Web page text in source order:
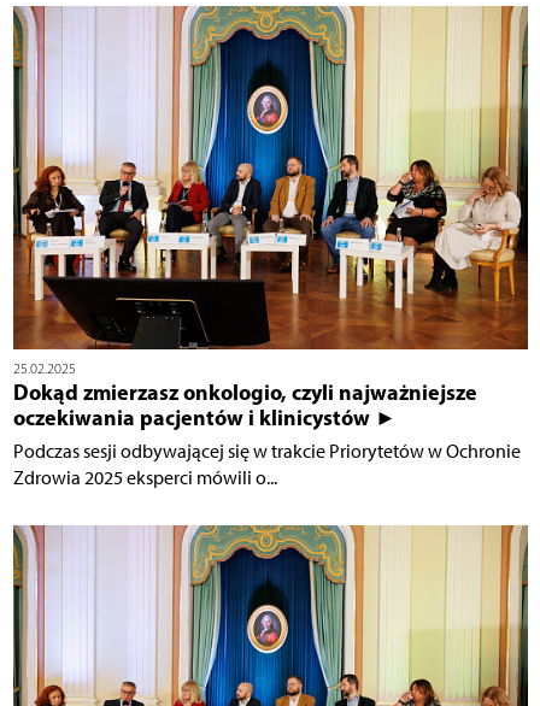
25.02.2025
Dokąd zmierzasz onkologio, czyli najważniejsze
oczekiwania pacjentów i klinicystów ►
Podczas sesji odbywającej się w trakcie Priorytetów w Ochronie
Zdrowia 2025 eksperci mówili o...